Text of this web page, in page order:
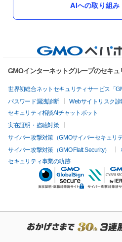
AIへの取り組み
GMOインターネットグループのセキ
世界初総合ネットセキュリティサービス「
パスワード漏洩診断
Webサイトリスク診
セキュリティ相談AIチャットボット
実在証明・盗聴対策
サイバー攻撃対策（GMOサイバーセキュリ
サイバー攻撃対策（GMO Flatt Security）
セキュリティ事業の軌跡